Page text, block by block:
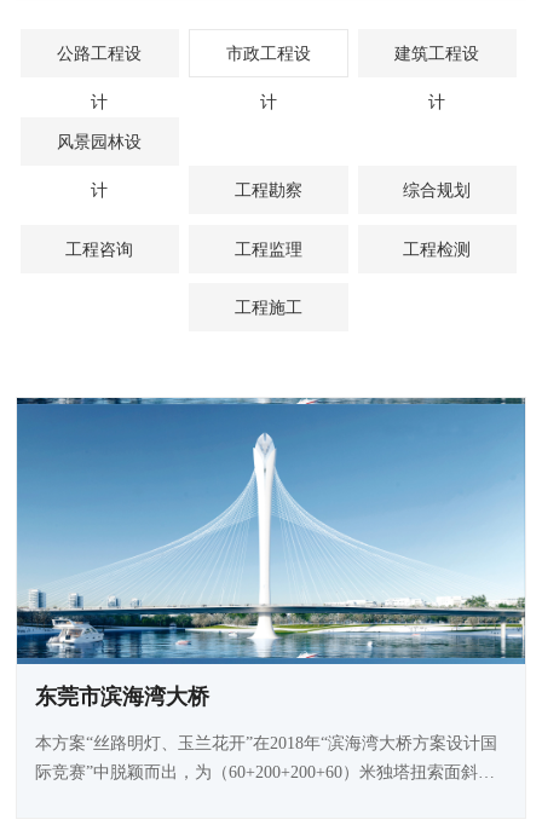
公路工程设
计
市政工程设
计
建筑工程设
计
风景园林设
计 工程勘察 综合规划
工程咨询 工程监理 工程检测
工程施工
东莞市滨海湾大桥
本方案“丝路明灯、玉兰花开”在2018年“滨海湾大桥方案设计国
际竞赛”中脱颖而出，为（60+200+200+60）米独塔扭索面斜拉